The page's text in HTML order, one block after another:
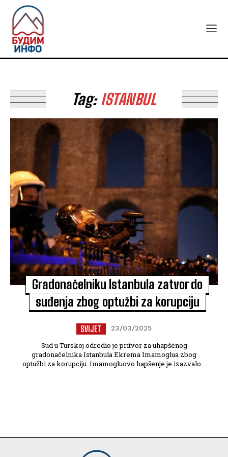
Tag: ISTANBUL
Gradonačelniku Istanbula zatvor do
suđenja zbog optužbi za korupciju
SVIJET 23/03/2025
Sud u Turskoj odredio je pritvor za uhapšenog
gradonačelnika Istanbula Ekrema Imamoglua zbog
optužbi za korupciju. Imamogluovo hapšenje je izazvalo...